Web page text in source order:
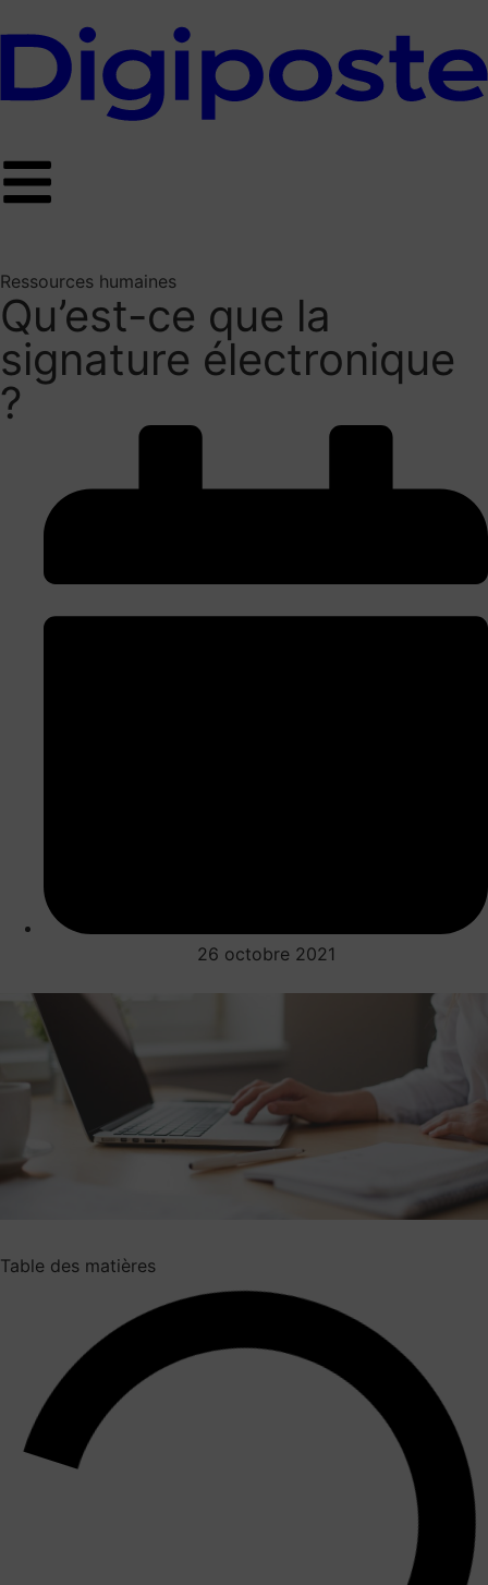
Ressources humaines
Qu’est-ce que la
signature électronique
?
26 octobre 2021
Table des matières